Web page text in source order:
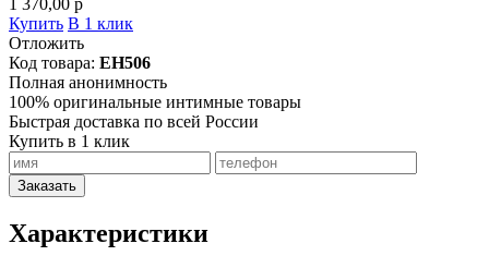
Купить В 1 клик
Отложить
Код товара: EH506
Полная анонимность
100% оригинальные интимные товары
Быстрая доставка по всей России
Купить в 1 клик
Заказать
Характеристики